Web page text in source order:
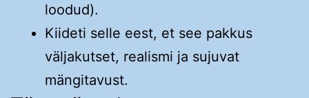
loodud).
Kiideti selle eest, et see pakkus
väljakutset, realismi ja sujuvat
mängitavust.